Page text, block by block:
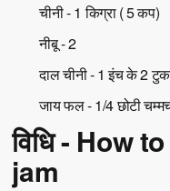
चीनी - 1 किग्रा ( 5 कप)
नीबू - 2
दाल चीनी - 1 इंच के 2
जाय फल - 1/4 छोटी
विधि - How
jam